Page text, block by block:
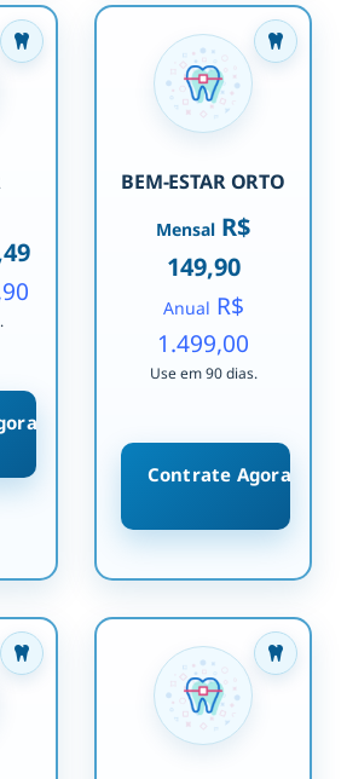
BEM-ESTAR ORTO
Mensal R$
149,90
Anual R$
1.499,00
Use em 90 dias.
Contrate Agora